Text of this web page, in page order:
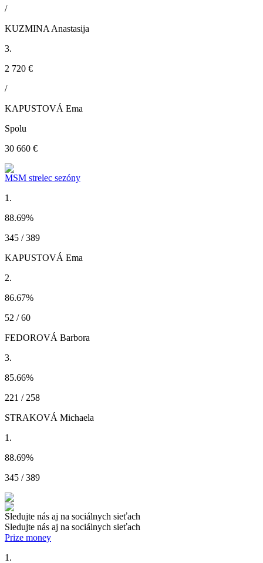
/
KUZMINA Anastasija
3.
2 720 €
/
KAPUSTOVÁ Ema
Spolu
30 660 €
MSM strelec sezóny
1.
88.69%
345 / 389
KAPUSTOVÁ Ema
2.
86.67%
52 / 60
FEDOROVÁ Barbora
3.
85.66%
221 / 258
STRAKOVÁ Michaela
1.
88.69%
345 / 389
Sledujte nás aj na sociálnych sieťach
Sledujte nás aj na sociálnych sieťach
Prize money
1.